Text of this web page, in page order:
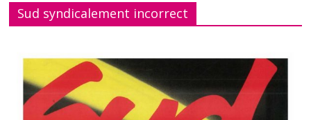
Sud syndicalement incorrect